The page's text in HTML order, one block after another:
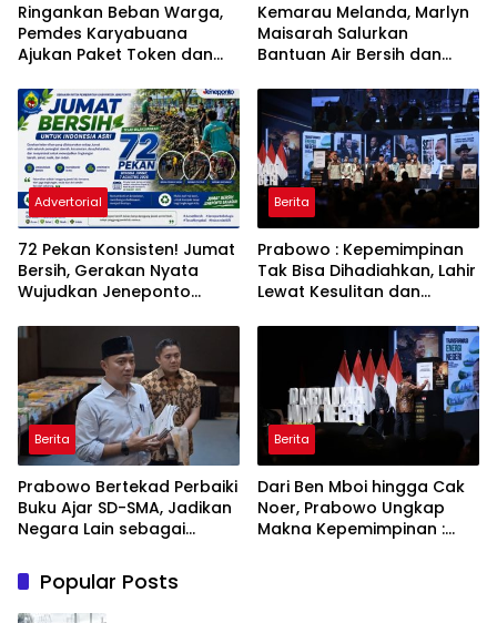
Ringankan Beban Warga,
Pemdes Karyabuana
Ajukan Paket Token dan
PLN
Kemarau Melanda, Marlyn
Maisarah Salurkan
Bantuan Air Bersih dan
Babakan Madang
Advertorial
72 Pekan Konsisten! Jumat
Bersih, Gerakan Nyata
Wujudkan Jeneponto
ASRI
Berita
Prabowo : Kepemimpinan
Tak Bisa Dihadiahkan, Lahir
Lewat Kesulitan dan
Berita
Prabowo Bertekad Perbaiki
Buku Ajar SD-SMA, Jadikan
Negara Lain sebagai
Berita
Dari Ben Mboi hingga Cak
Noer, Prabowo Ungkap
Makna Kepemimpinan :
Popular Posts